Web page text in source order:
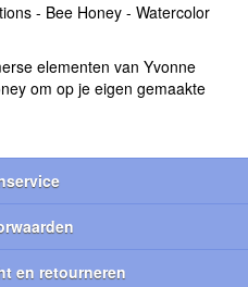
- Bee Honey - Watercolor
elementen van Yvonne
om op je eigen gemaakte
en retourneren